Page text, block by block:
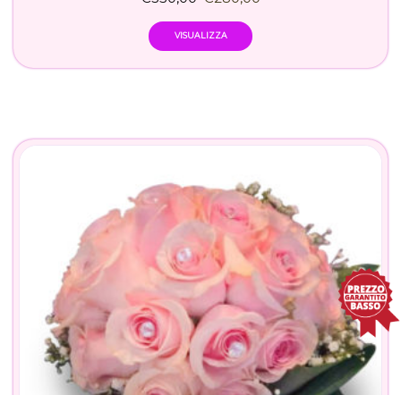
VISUALIZZA